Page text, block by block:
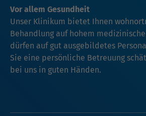
Vor allem Gesundheit
Unser Klinikum bietet Ihnen
Behandlung auf hohem
dürfen auf gut ausgebildetes
Sie eine persönliche Betreuung
bei uns in guten Händen.